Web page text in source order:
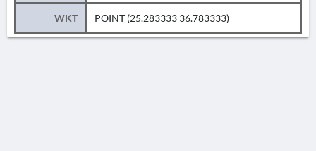
WKT POINT (25.283333 36.783333)